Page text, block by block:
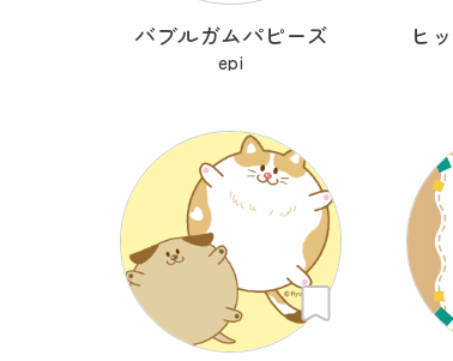
バブルガムパピーズ
epi
ヒ